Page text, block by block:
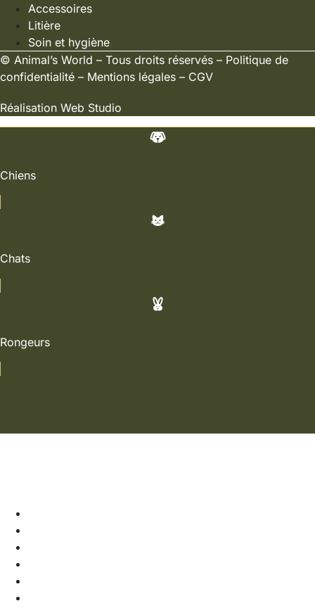
Accessoires
Litière
Soin et hygiène
© Animal’s World – Tous droits réservés – Politique de
confidentialité – Mentions légales – CGV
Réalisation Web Studio
Chiens
Chats
Rongeurs